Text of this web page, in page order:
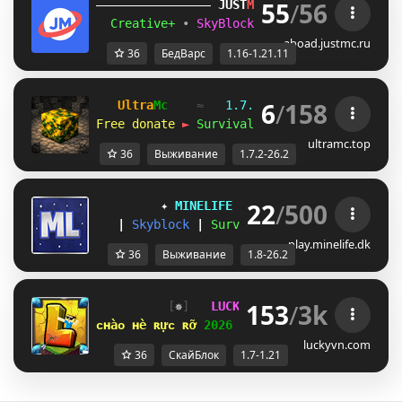
JUSTMC (1.16 – 1.21.11)
Creative+
• SkyBlockTech • LuckyWars
55/56
aboad.justmc.ru
36 БедВарс 1.16-1.21.11
UltraMc ≈ 1.7.2 — 26.2 ≈
Free donate ► Survival • SkyBlock •
6/158
ultramc.top
36 Выживание 1.7.2-26.2
✦ MINELIFE [1.8 - 26.2]
Skyblock Survival | Prison
22/500
play.minelife.dk
36 Выживание 1.8-26.2
[✵] LUCKYVN NETWORK AN
ᴄʜàᴏ ʜè ʀựᴄ ʀỡ 2026 ⋆ open ꜱᴋʏʙʟᴏᴄᴋ ᴇʀᴀ
153/3k
luckyvn.com
36 СкайБлок 1.7-1.21